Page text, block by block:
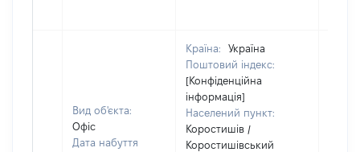
Вид об'єкта:
Офіс
Дата набуття
Країна:
Україна
Поштовий індекс:
[Конфіденційна
інформація]
Населений пункт:
Коростишів /
Коростишівський